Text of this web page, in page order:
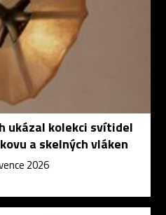
ukázal kolekci svítidel
a skelných vláken
2026